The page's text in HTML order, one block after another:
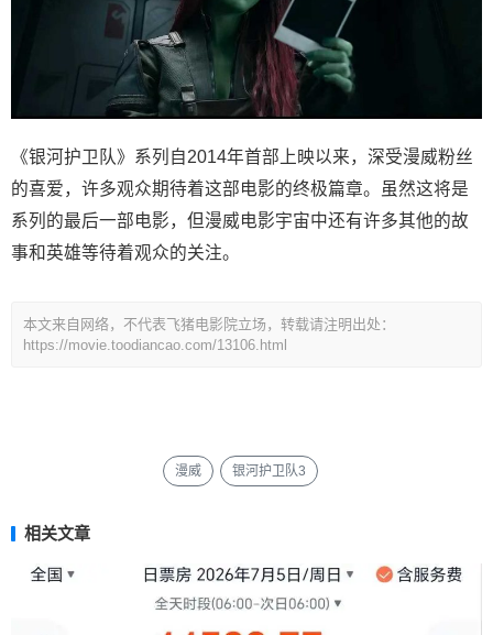
《银河护卫队》系列自2014年首部上映以来，深受漫威粉丝
的喜爱，许多观众期待着这部电影的终极篇章。虽然这将是
系列的最后一部电影，但漫威电影宇宙中还有许多其他的故
事和英雄等待着观众的关注。
本文来自网络，不代表飞猪电影院立场，转载请注明出处：
https://movie.toodiancao.com/13106.html
漫威 银河护卫队3
相关文章